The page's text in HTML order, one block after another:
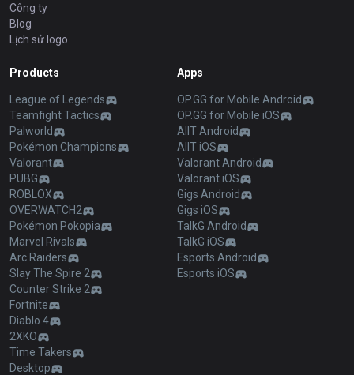
Công ty
Blog
Lịch sử logo
Products
League of Legends
Teamfight Tactics
Palworld
Pokémon Champions
Valorant
PUBG
ROBLOX
OVERWATCH2
Pokémon Pokopia
Marvel Rivals
Arc Raiders
Slay The Spire 2
Counter Strike 2
Fortnite
Diablo 4
2XKO
Time Takers
Desktop
Apps
OP.GG for Mobile Android
OP.GG for Mobile iOS
AllT Android
AllT iOS
Valorant Android
Valorant iOS
Gigs Android
Gigs iOS
TalkG Android
TalkG iOS
Esports Android
Esports iOS